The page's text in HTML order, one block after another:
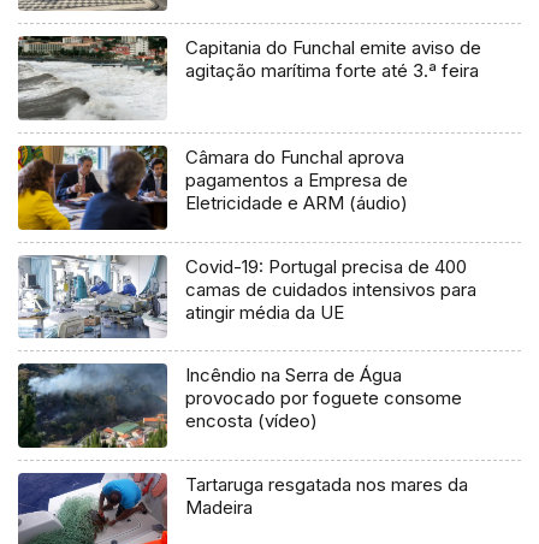
Capitania do Funchal emite aviso de
agitação marítima forte até 3.ª feira
Câmara do Funchal aprova
pagamentos a Empresa de
Eletricidade e ARM (áudio)
Covid-19: Portugal precisa de 400
camas de cuidados intensivos para
atingir média da UE
Incêndio na Serra de Água
provocado por foguete consome
encosta (vídeo)
Tartaruga resgatada nos mares da
Madeira